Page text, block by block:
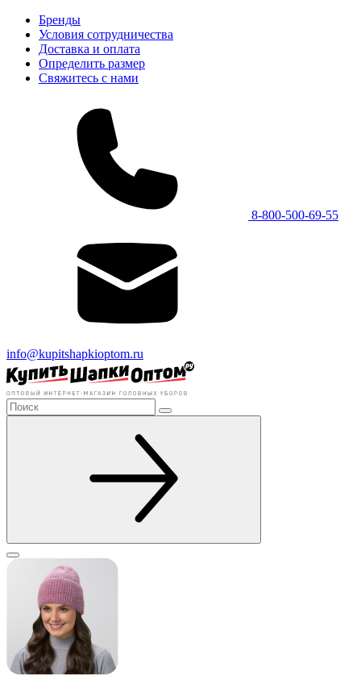
Бренды
Условия сотрудничества
Доставка и оплата
Определить размер
Свяжитесь с нами
8-800-500-69-55
info@kupitshapkioptom.ru